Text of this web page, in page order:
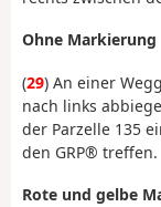
Ohne Markierung
(29) An einer
nach links
der Parzelle 135
den GRP® treffen.
Rote und gelbe